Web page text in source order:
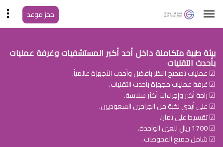
حجز موعد
بيئة طبية متكاملة داخل أحد أكبر المستشفيات وغرفة عمليات
بأحدث التقنيات
☑ عمليات تصحيح النظر بأفضل وأحدث الأجهزة عالمياً.
☑ غرفة عمليات مجهزة بأحدث التقنيات.
☑ راحة أكبر وإجراءات أكثر سلاسة.
☑ على أيدي نخبة من الجراحين السعوديين.
☑ تقسيط على تمارا.
☑ 1700 ريال للعين الواحدة.
☑ شامل جميع الفحوصات.